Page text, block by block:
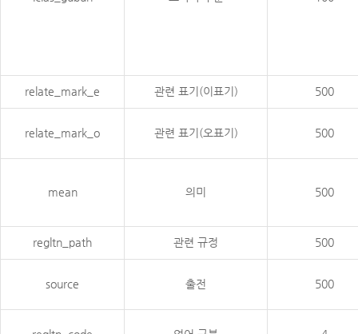
relate_mark_e 관련 표기(이표기) 500
relate_mark_o 관련 표기(오표기) 500
mean 의미 500
regltn_path 관련 규정 500
source 출전 500